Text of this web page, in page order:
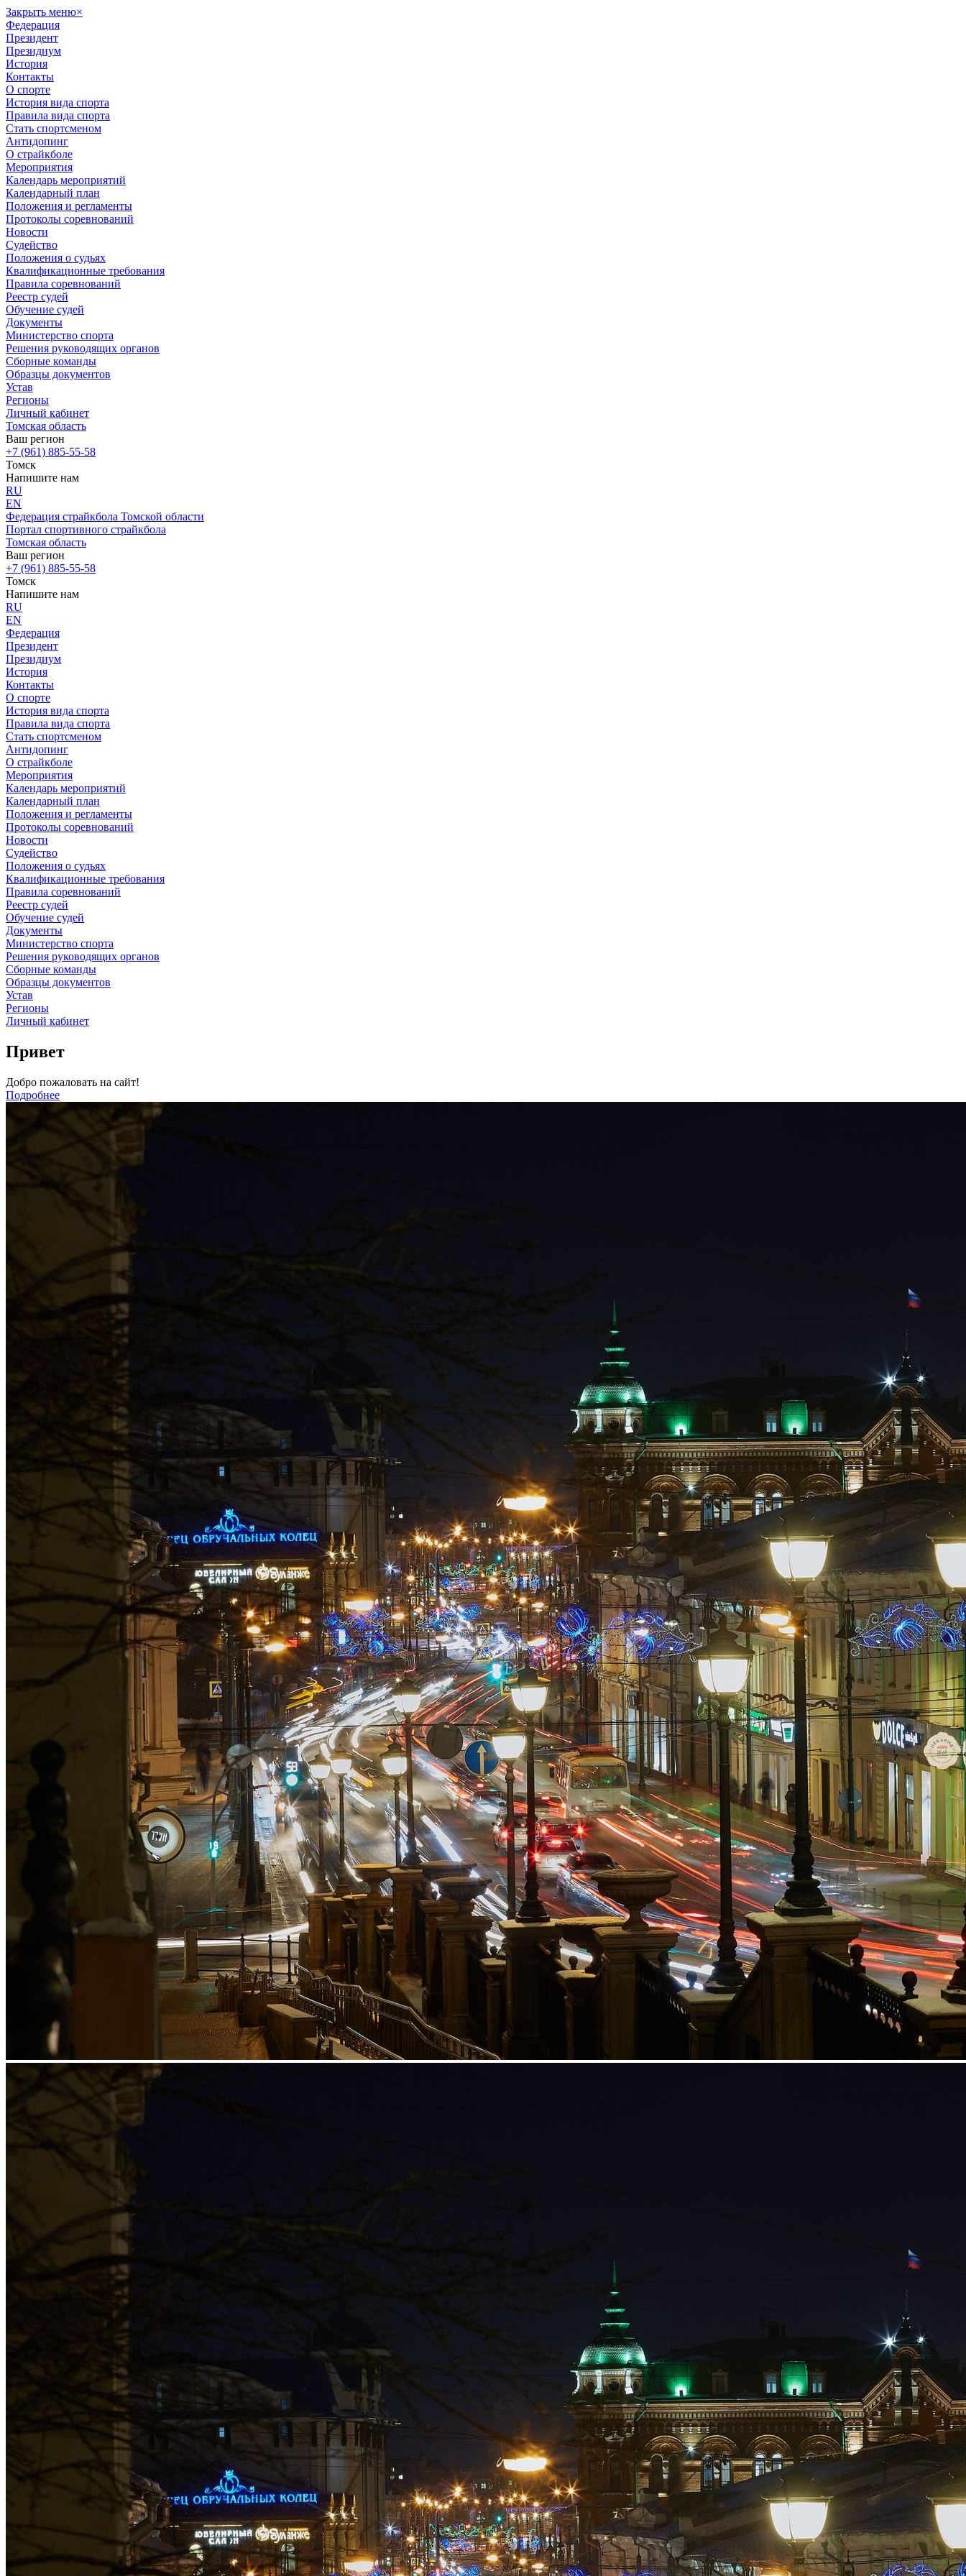
Закрыть меню×
Федерация
Президент
Президиум
История
Контакты
О спорте
История вида спорта
Правила вида спорта
Стать спортсменом
Антидопинг
О страйкболе
Мероприятия
Календарь мероприятий
Календарный план
Положения и регламенты
Протоколы соревнований
Новости
Судейство
Положения о судьях
Квалификационные требования
Правила соревнований
Реестр судей
Обучение судей
Документы
Министерство спорта
Решения руководящих органов
Сборные команды
Образцы документов
Устав
Регионы
Личный кабинет
Томская область
Ваш регион
+7 (961) 885-55-58
Томск
Напишите нам
RU
EN
Федерация страйкбола Томской области
Портал спортивного страйкбола
Томская область
Ваш регион
+7 (961) 885-55-58
Томск
Напишите нам
RU
EN
Федерация
Президент
Президиум
История
Контакты
О спорте
История вида спорта
Правила вида спорта
Стать спортсменом
Антидопинг
О страйкболе
Мероприятия
Календарь мероприятий
Календарный план
Положения и регламенты
Протоколы соревнований
Новости
Судейство
Положения о судьях
Квалификационные требования
Правила соревнований
Реестр судей
Обучение судей
Документы
Министерство спорта
Решения руководящих органов
Сборные команды
Образцы документов
Устав
Регионы
Личный кабинет
Привет
Добро пожаловать на сайт!
Подробнее